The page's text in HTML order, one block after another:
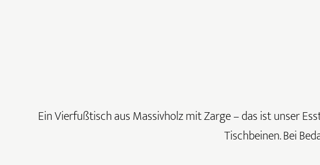
Ein Vierfußtisch aus Massivholz mit Zarge – das ist unser
Tischbeinen. Bei